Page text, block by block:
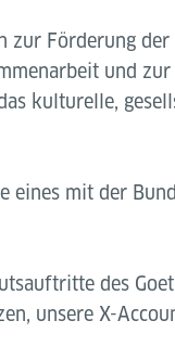
Förderung der
und
kulturelle,
eines mit der
des
unsere X-